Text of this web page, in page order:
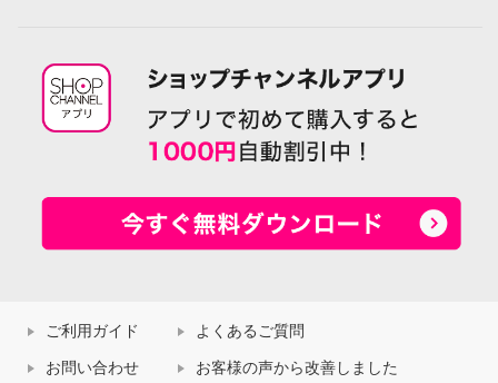
ご利用ガイド よくあるご質問
お問い合わせ お客様の声から改善しました